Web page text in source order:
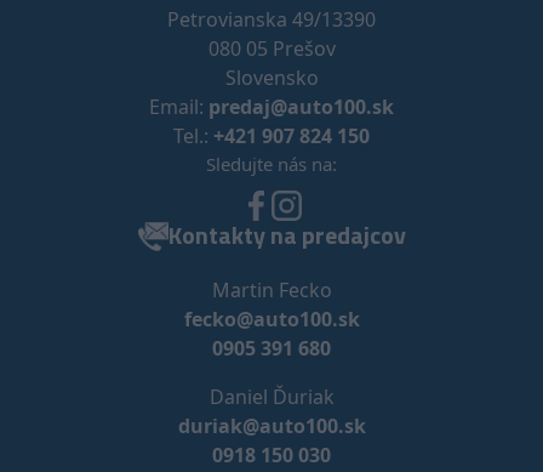
Petrovianska 49/13390
080 05 Prešov
Slovensko
Email: predaj@auto100.sk
Tel.: +421 907 824 150
Sledujte nás na:
Kontakty na predajcov
Martin Fecko
fecko@auto100.sk
0905 391 680
Daniel Ďuriak
duriak@auto100.sk
0918 150 030